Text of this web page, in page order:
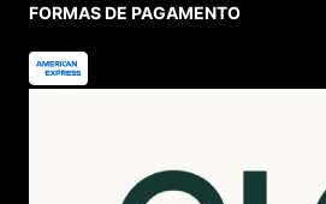
FORMAS DE PAGAMENTO